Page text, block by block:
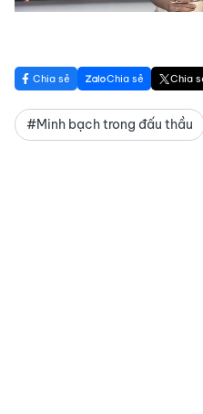
Chia sẻ Chia sẻ Chia
#Minh bạch trong đấu thầu